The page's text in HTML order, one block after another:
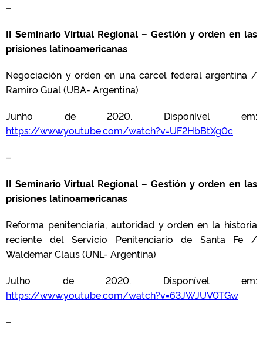
–
II Seminario Virtual Regional – Gestión y orden en las
prisiones latinoamericanas
Negociación y orden en una cárcel federal argentina /
Ramiro Gual (UBA- Argentina)
Junho de 2020. Disponível em:
https://www.youtube.com/watch?v=UF2HbBtXg0c
–
II Seminario Virtual Regional – Gestión y orden en las
prisiones latinoamericanas
Reforma penitenciaria, autoridad y orden en la historia
reciente del Servicio Penitenciario de Santa Fe /
Waldemar Claus (UNL- Argentina)
Julho de 2020. Disponível em:
https://www.youtube.com/watch?v=63JWJUV0TGw
–